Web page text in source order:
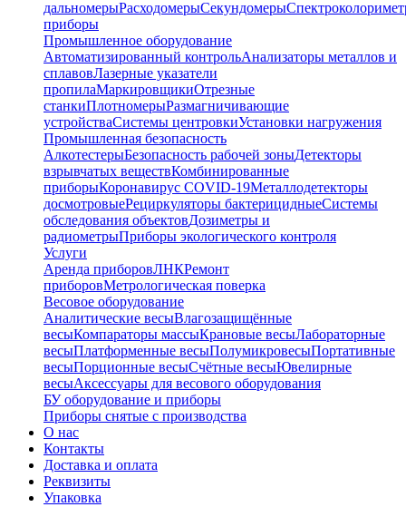
дальномерыРасходомерыСекундомеры
приборы
Промышленное оборудование
Автоматизированный контрольАнализаторы металлов и
сплавовЛазерные указатели
пропилаМаркировщикиОтрезные
станкиПлотномерыРазмагничивающие
устройстваСистемы центровкиУстановки нагружения
Промышленная безопасность
АлкотестерыБезопасность рабочей зоныДетекторы
взрывчатых веществКомбинированные
приборыКоронавирус COVID-19Металлодетекторы
досмотровыеРециркуляторы бактерицидныеСистемы
обследования объектовДозиметры и
радиометрыПриборы экологического контроля
Услуги
Аренда приборовЛНКРемонт
приборовМетрологическая поверка
Весовое оборудование
Аналитические весыВлагозащищённые
весыКомпараторы массыКрановые весыЛабораторные
весыПлатформенные весыПолумикровесыПортативные
весыПорционные весыСчётные весыЮвелирные
весыАксессуары для весового оборудования
БУ оборудование и приборы
Приборы снятые с производства
О нас
Контакты
Доставка и оплата
Реквизиты
Упаковка